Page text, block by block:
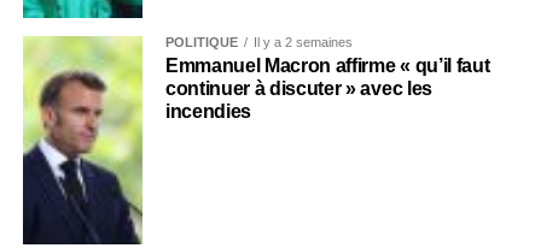
POLITIQUE Il y a 2 semaines
Emmanuel Macron affirme « qu’il faut
continuer à discuter » avec les
incendies